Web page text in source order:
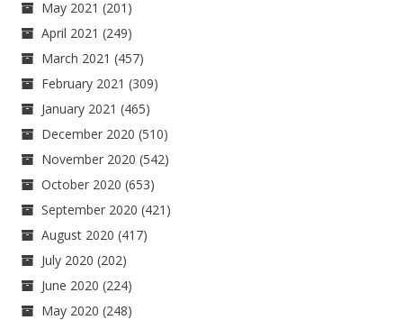
May 2021 (201)
April 2021 (249)
March 2021 (457)
February 2021 (309)
January 2021 (465)
December 2020 (510)
November 2020 (542)
October 2020 (653)
September 2020 (421)
August 2020 (417)
July 2020 (202)
June 2020 (224)
May 2020 (248)